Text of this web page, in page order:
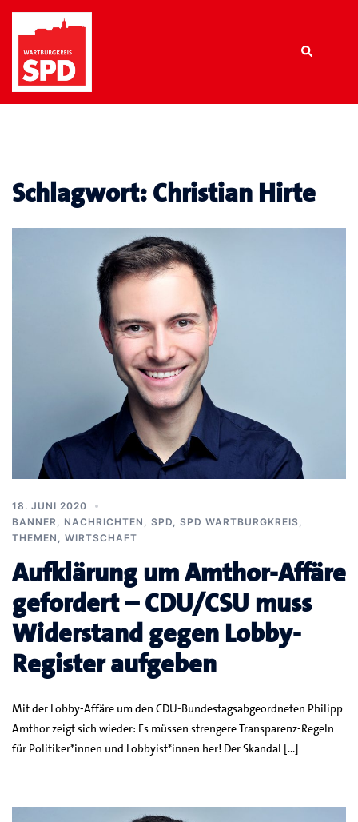
Zum
springen
Search
Schlagwort:Christian Hirte
18. JUNI 2020
BANNER
NACHRICHTEN SPD SPD WARTBURGKREIS
THEMEN
WIRTSCHAFT
Aufklärung um Amthor-Affäre
gefordert – CDU/CSU muss
Widerstand gegen Lobby-
Register aufgeben
Mit der Lobby-Affäre um den CDU-Bundestagsabgeordneten Philipp
Amthor zeigt sich wieder: Es müssen strengere Transparenz-Regeln
für Politiker*innen und Lobbyist*innen her! Der Skandal […]